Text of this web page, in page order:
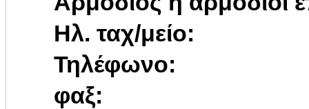
Ηλ. ταχ/μείο:
Τηλέφωνο:
φαξ: